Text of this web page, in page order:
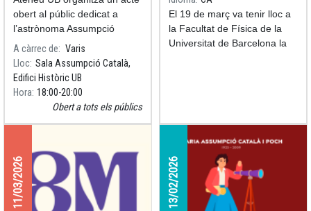
de Pilarín Bayés
dedicat a l’astrònoma
obert al públic dedicat a
l’astrònoma Assumpció
Català amb la presentació
del llibre Assumpció Català,
la dona que estimava les
estrelles, així com del dibuix
A càrrec de
Varis
Lloc Sala Assumpció Català,
Edifici Històric UB
Hora 18:00 20:00
Obert a tots els públics
astrònoma
El 19 de març va tenir lloc a
la Facultat de Física de la
Universitat de Barcelona la
el quart any que la UB i el
Gremi de Pastisseria de
Barcelona s’alien per dur a
les pastisseries la mona de
ciència, una figura de
11/03/2026 13/02/2026